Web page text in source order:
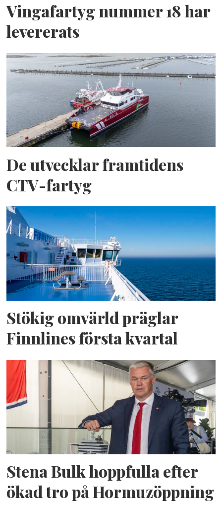
Vingafartyg nummer 18 har
levererats
De utvecklar framtidens
CTV-fartyg
Stökig omvärld präglar
Finnlines första kvartal
Stena Bulk hoppfulla efter
ökad tro på Hormuzöppning